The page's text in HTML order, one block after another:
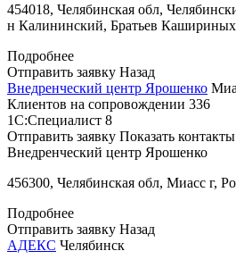
454018, Челябинская обл,
н Калининский, Братьев
Подробнее
Отправить заявку Назад
Внедренческий центр Ярошенко
Клиентов на сопровождении 336
1С:Специалист 8
Отправить заявку Показать контакты
Внедренческий центр Ярошенко
456300, Челябинская обл, Миасс г,
Подробнее
Отправить заявку Назад
АДЕКС Челябинск